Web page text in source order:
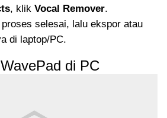
, klik Vocal Remover.
proses selesai, lalu ekspor atau
di laptop/PC.
di PC